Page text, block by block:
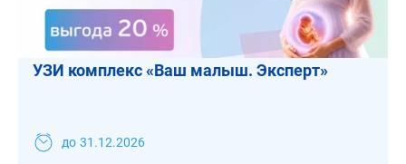
УЗИ комплекс «Ваш малыш. Эксперт»
до 31.12.2026